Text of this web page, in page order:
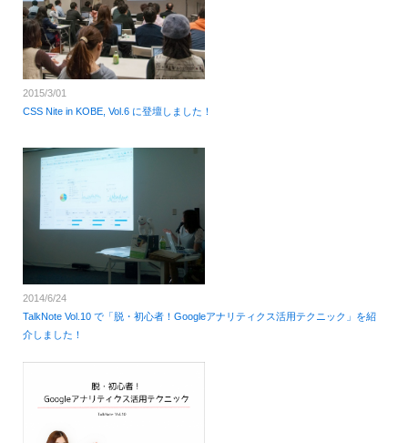
2015/3/01
CSS Nite in KOBE, Vol.6 に登壇しました！
2014/6/24
TalkNote Vol.10 で「脱・初心者！Googleアナリティクス活用テクニック」を紹
介しました！